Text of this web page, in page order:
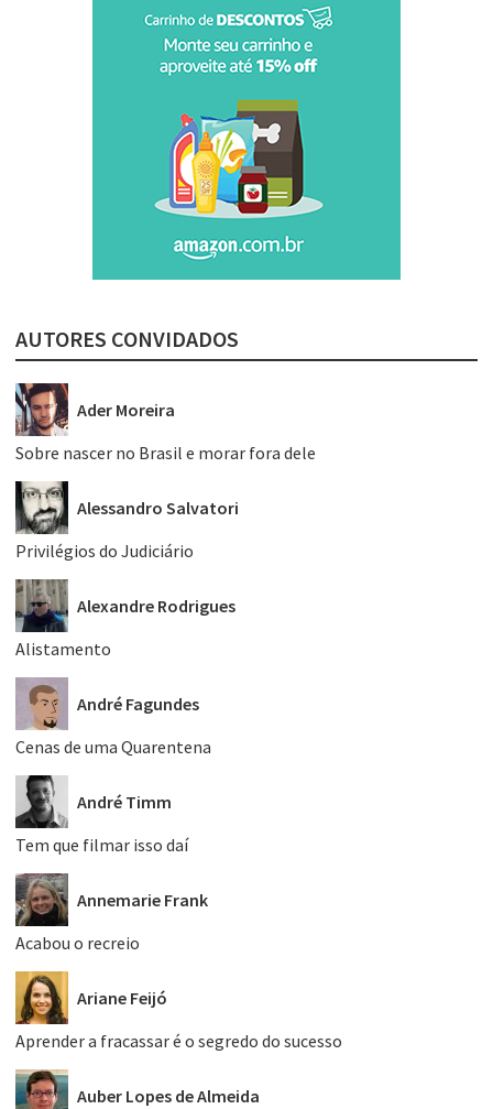
AUTORES CONVIDADOS
Ader Moreira
Sobre nascer no Brasil e morar fora dele
Alessandro Salvatori
Privilégios do Judiciário
Alexandre Rodrigues
Alistamento
André Fagundes
Cenas de uma Quarentena
André Timm
Tem que filmar isso daí
Annemarie Frank
Acabou o recreio
Ariane Feijó
Aprender a fracassar é o segredo do sucesso
Auber Lopes de Almeida